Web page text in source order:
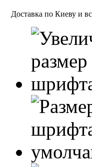
Доставка по Киеву и